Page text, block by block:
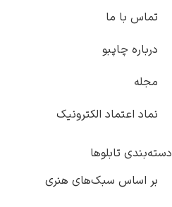
تماس با ما
درباره چاپبو
مجله
نماد اعتماد الکترونیک
دسته‌بندی تابلوها
بر اساس سبک‌های هنری